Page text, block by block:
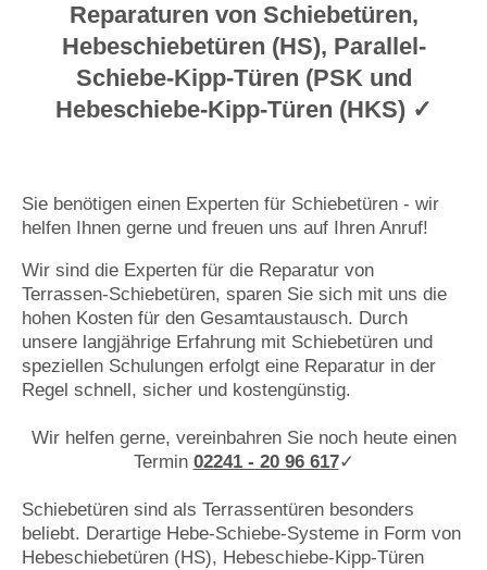
Reparaturen von Schiebetüren,
Hebeschiebetüren (HS), Parallel-
Schiebe-Kipp-Türen (PSK und
Hebeschiebe-Kipp-Türen (HKS) ✓
Sie benötigen einen Experten für Schiebetüren - wir
helfen Ihnen gerne und freuen uns auf Ihren Anruf!
Wir sind die Experten für die Reparatur von
Terrassen-Schiebetüren, sparen Sie sich mit uns die
hohen Kosten für den Gesamtaustausch. Durch
unsere langjährige Erfahrung mit Schiebetüren und
speziellen Schulungen erfolgt eine Reparatur in der
Regel schnell, sicher und kostengünstig.
Wir helfen gerne, vereinbahren Sie noch heute einen
Termin 02241 - 20 96 617✓
Schiebetüren sind als Terrassentüren besonders
beliebt. Derartige Hebe-Schiebe-Systeme in Form von
Hebeschiebetüren (HS), Hebeschiebe-Kipp-Türen